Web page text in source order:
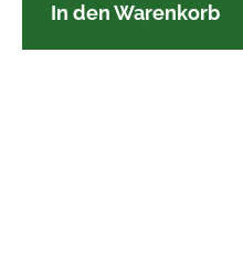
In den Warenkorb